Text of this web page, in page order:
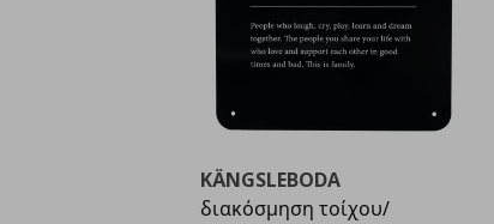
KÄNGSLEBODA
διακόσμηση τοίχου/